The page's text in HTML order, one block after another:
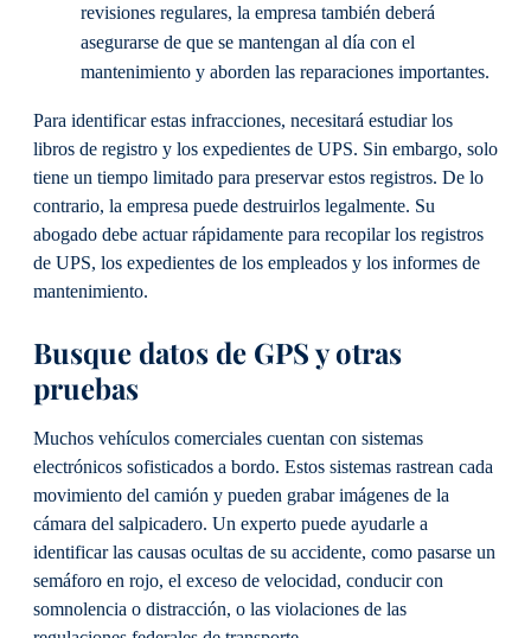
revisiones regulares, la empresa también deberá
asegurarse de que se mantengan al día con el
mantenimiento y aborden las reparaciones importantes.
Para identificar estas infracciones, necesitará estudiar los
libros de registro y los expedientes de UPS. Sin embargo, solo
tiene un tiempo limitado para preservar estos registros. De lo
contrario, la empresa puede destruirlos legalmente. Su
abogado debe actuar rápidamente para recopilar los registros
de UPS, los expedientes de los empleados y los informes de
mantenimiento.
Busque datos de GPS y otras
pruebas
Muchos vehículos comerciales cuentan con sistemas
electrónicos sofisticados a bordo. Estos sistemas rastrean cada
movimiento del camión y pueden grabar imágenes de la
cámara del salpicadero. Un experto puede ayudarle a
identificar las causas ocultas de su accidente, como pasarse un
semáforo en rojo, el exceso de velocidad, conducir con
somnolencia o distracción, o las violaciones de las